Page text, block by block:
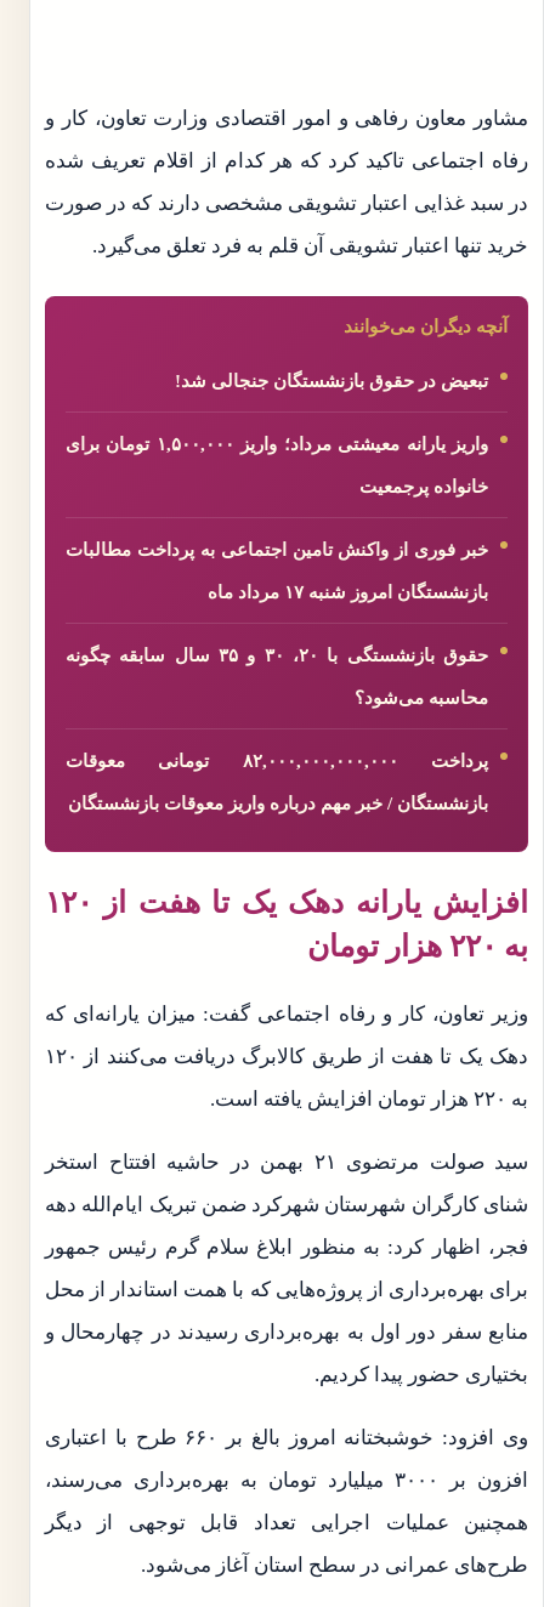
مشاور معاون رفاهی و امور اقتصادی وزارت تعاون، کار و
رفاه اجتماعی تاکید کرد که هر کدام از اقلام تعریف شده
در سبد غذایی اعتبار تشویقی مشخصی دارند که در صورت
خرید تنها اعتبار تشویقی آن قلم به فرد تعلق می‌گیرد.
آنچه دیگران می‌خوانند
تبعیض در حقوق بازنشستگان جنجالی شد!
واریز یارانه معیشتی مرداد؛ واریز ۱,۵۰۰,۰۰۰ تومان برای
خانواده پرجمعیت
خبر فوری از واکنش تامین اجتماعی به پرداخت مطالبات
بازنشستگان امروز شنبه ۱۷ مرداد ماه
حقوق بازنشستگی با ۲۰، ۳۰ و ۳۵ سال سابقه چگونه
محاسبه می‌شود؟
پرداخت ۸۲,۰۰۰,۰۰۰,۰۰۰,۰۰۰ تومانی معوقات
بازنشستگان / خبر مهم درباره واریز معوقات بازنشستگان
افزایش یارانه دهک یک تا هفت از ۱۲۰
به ۲۲۰ هزار تومان
وزیر تعاون، کار و رفاه اجتماعی گفت: میزان یارانه‌ای که
دهک یک تا هفت از طریق کالابرگ دریافت می‌کنند از ۱۲۰
به ۲۲۰ هزار تومان افزایش یافته است.
سید صولت مرتضوی ۲۱ بهمن در حاشیه افتتاح استخر
شنای کارگران شهرستان شهرکرد ضمن تبریک ایام‌الله دهه
فجر، اظهار کرد: به منظور ابلاغ سلام گرم رئیس جمهور
برای بهره‌برداری از پروژه‌هایی که با همت استاندار از محل
منابع سفر دور اول به بهره‌برداری رسیدند در چهارمحال و
بختیاری حضور پیدا کردیم.
وی افزود: خوشبختانه امروز بالغ بر ۶۶۰ طرح با اعتباری
افزون بر ۳۰۰۰ میلیارد تومان به بهره‌برداری می‌رسند،
همچنین عملیات اجرایی تعداد قابل توجهی از دیگر
طرح‌های عمرانی در سطح استان آغاز می‌شود.